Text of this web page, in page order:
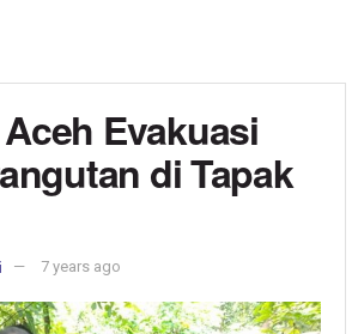
Evakuasi
di Tapak
7 years ago